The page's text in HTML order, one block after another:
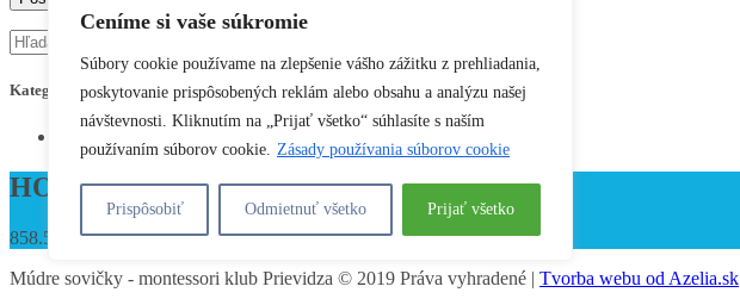
Ceníme si vaše súkromie
Súbory cookie používame na zlepšenie vášho zážitku z prehliadania,
poskytovanie prispôsobených reklám alebo obsahu a analýzu našej
návštevnosti. Kliknutím na „Prijať všetko“ súhlasíte s naším
používaním súborov cookie. Zásady používania súborov cookie
Prispôsobiť Odmietnuť všetko Prijať všetko
Kategórie
HOTLINE (24 hours)
858.536.4161
Múdre sovičky - montessori klub Prievidza © 2019 Práva vyhradené | Tvorba webu od Azelia.sk